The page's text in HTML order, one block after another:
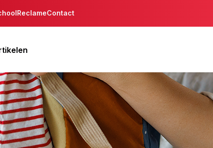
ReclameContact